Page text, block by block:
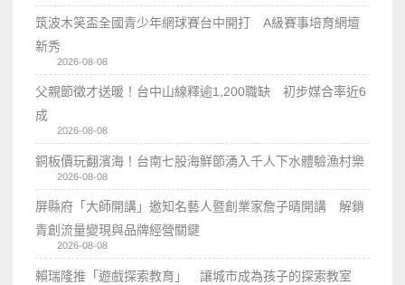
筑波木笑盃全國青少年網球賽台中開打 A級賽事培育網壇
新秀
2026-08-08
父親節徵才送暖！台中山線釋逾1,200職缺 初步媒合率近6
成
2026-08-08
銅板價玩翻濱海！台南七股海鮮節湧入千人下水體驗漁村樂
2026-08-08
屏縣府「大師開講」邀知名藝人暨創業家詹子晴開講 解鎖
青創流量變現與品牌經營關鍵
2026-08-08
賴瑞隆推「遊戲探索教育」 讓城市成為孩子的探索教室